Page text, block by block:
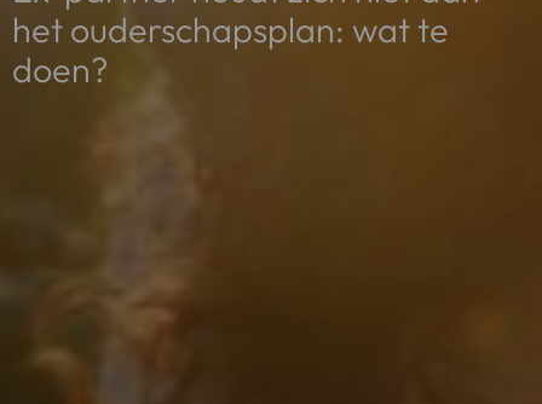
het ouderschapsplan: wat te
doen?